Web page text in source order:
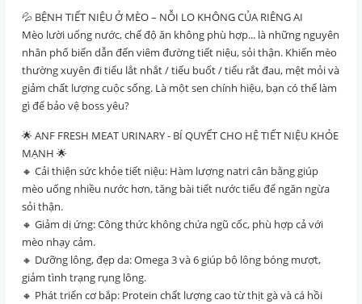
💦 BỆNH TIẾT NIỆU Ở MÈO – NỖI LO KHÔNG CỦA RIÊNG AI
Mèo lười uống nước, chế độ ăn không phù hợp... là những nguyên
nhân phổ biến dẫn đến viêm đường tiết niệu, sỏi thận. Khiến mèo
thường xuyên đi tiểu lắt nhắt / tiểu buốt / tiểu rắt đau, mệt mỏi và
giảm chất lượng cuộc sống. Là một sen chính hiệu, bạn có thể làm
gì để bảo vệ boss yêu?
🌟 ANF FRESH MEAT URINARY - BÍ QUYẾT CHO HỆ TIẾT NIỆU KHỎE
MẠNH 🌟
🔸 Cải thiện sức khỏe tiết niệu: Hàm lượng natri cân bằng giúp
mèo uống nhiều nước hơn, tăng bài tiết nước tiểu để ngăn ngừa
sỏi thận.
🔸 Giảm dị ứng: Công thức không chứa ngũ cốc, phù hợp cả với
mèo nhạy cảm.
🔸 Dưỡng lông, đẹp da: Omega 3 và 6 giúp bộ lông bóng mượt,
giảm tình trạng rụng lông.
🔸 Phát triển cơ bắp: Protein chất lượng cao từ thịt gà và cá hồi